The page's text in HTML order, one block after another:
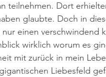
teilnehmen. Dort
glaubte. Doch in
einen verschwindend
wirklich worum es
mit zurück in mein
Liebesfeld